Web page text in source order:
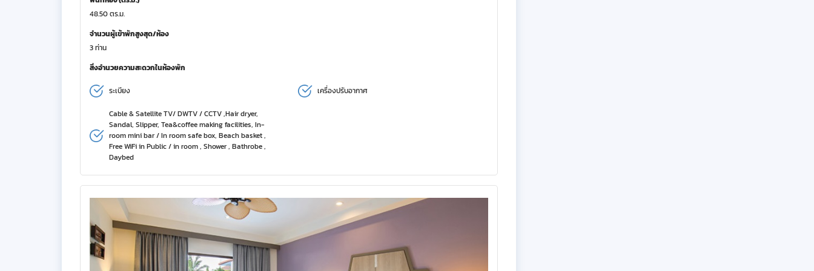
48.50 ตร.ม.
จำนวนผู้เข้าพักสูงสุด/ห้อง
3 ท่าน
สิ่งอำนวยความสะดวกในห้องพัก
ระเบียง เครื่องปรับอากาศ
Cable & Satellite TV/ DWTV / CCTV ,Hair dryer,
Sandal, Slipper, Tea&coffee making facilities, In-
room mini bar / In room safe box, Beach basket ,
Free WiFi in Public / in room , Shower , Bathrobe ,
Daybed